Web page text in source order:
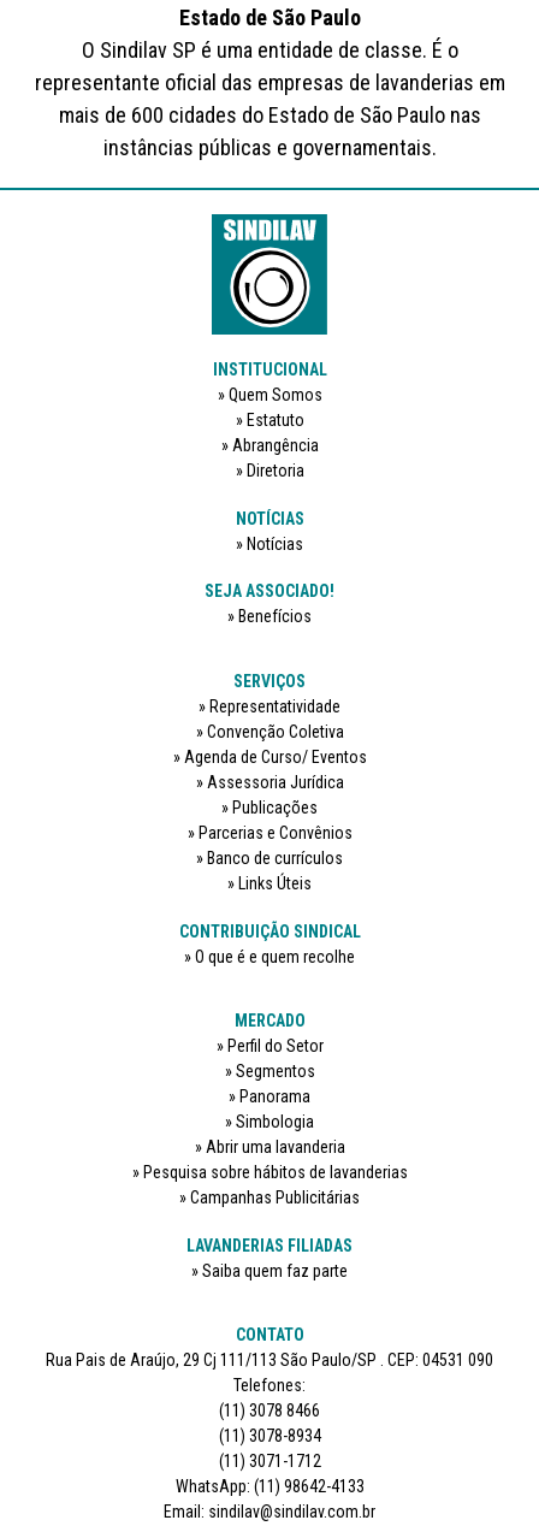
Estado de São Paulo
O Sindilav SP é uma entidade de classe. É o
representante oficial das empresas de lavanderias em
mais de 600 cidades do Estado de São Paulo nas
instâncias públicas e governamentais.
INSTITUCIONAL
Quem Somos
Estatuto
Abrangência
Diretoria
NOTÍCIAS
Notícias
SEJA ASSOCIADO!
Benefícios
SERVIÇOS
Representatividade
Convenção Coletiva
Agenda de Curso/ Eventos
Assessoria Jurídica
Publicações
Parcerias e Convênios
Banco de currículos
Links Úteis
CONTRIBUIÇÃO SINDICAL
O que é e quem recolhe
MERCADO
Perfil do Setor
Segmentos
Panorama
Simbologia
Abrir uma lavanderia
Pesquisa sobre hábitos de lavanderias
Campanhas Publicitárias
LAVANDERIAS FILIADAS
Saiba quem faz parte
CONTATO
Rua Pais de Araújo, 29 Cj 111/113 São Paulo/SP . CEP: 04531 090
Telefones:
(11) 3078 8466
(11) 3078-8934
(11) 3071-1712
WhatsApp: (11) 98642-4133
Email: sindilav@sindilav.com.br